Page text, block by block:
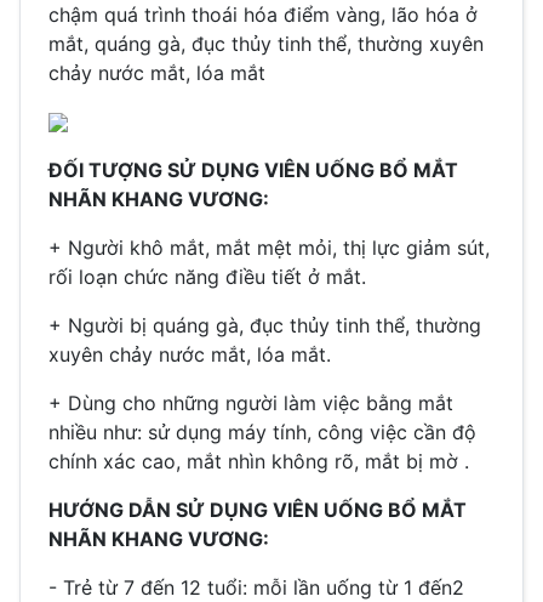
chậm quá trình thoái hóa điểm vàng, lão hóa ở
mắt, quáng gà, đục thủy tinh thể, thường xuyên
chảy nước mắt, lóa mắt
ĐỐI TƯỢNG SỬ DỤNG VIÊN UỐNG BỔ MẮT
NHÃN KHANG VƯƠNG:
+ Người khô mắt, mắt mệt mỏi, thị lực giảm sút,
rối loạn chức năng điều tiết ở mắt.
+ Người bị quáng gà, đục thủy tinh thể, thường
xuyên chảy nước mắt, lóa mắt.
+ Dùng cho những người làm việc bằng mắt
nhiều như: sử dụng máy tính, công việc cần độ
chính xác cao, mắt nhìn không rõ, mắt bị mờ .
HƯỚNG DẪN SỬ DỤNG VIÊN UỐNG BỔ MẮT
NHÃN KHANG VƯƠNG:
- Trẻ từ 7 đến 12 tuổi: mỗi lần uống từ 1 đến2